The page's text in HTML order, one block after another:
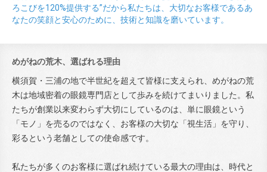
ろこびを120%提供する”だから私たちは、大切なお客様であるあ
なたの笑顔と安心のために、技術と知識を磨いています。
めがねの荒木、選ばれる理由
横須賀・三浦の地で半世紀を超えて皆様に支えられ、めがねの荒
木は地域密着の眼鏡専門店として歩みを続けてまいりました。私
たちが創業以来変わらず大切にしているのは、単に眼鏡という
「モノ」を売るのではなく、お客様の大切な「視生活」を守り、
彩るという老舗としての使命感です。
私たちが多くのお客様に選ばれ続けている最大の理由は、時代と